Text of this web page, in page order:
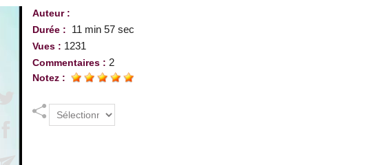
Auteur :
Durée :
11 min 57 sec
Vues : 1231
Commentaires : 2
Notez :